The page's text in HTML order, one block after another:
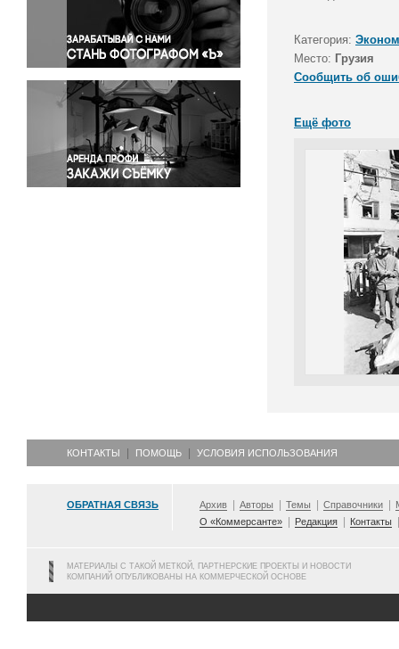
Правосудие
Происшествия и конфликты
Религия
Светская жизнь
Спорт
Экология
Экономика и бизнес
Категория:
Место: Грузия
Сообщить об
Ещё фото
КОНТАКТЫ ПОМОЩЬ УСЛОВИЯ ИСПОЛЬЗОВАНИЯ
ОБРАТНАЯ СВЯЗЬ Архив Авторы Темы Справочники
О «Коммерсанте»
Редакция Контакты
МАТЕРИАЛЫ С ТАКОЙ МЕТКОЙ, ПАРТНЕРСКИЕ ПРОЕКТЫ И НОВОСТИ
КОМПАНИЙ ОПУБЛИКОВАНЫ НА КОММЕРЧЕСКОЙ ОСНОВЕ